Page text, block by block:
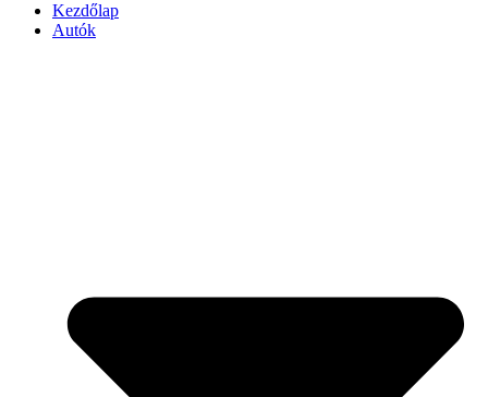
Kezdőlap
Autók